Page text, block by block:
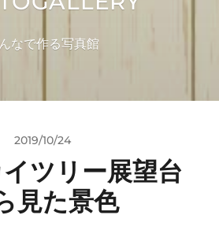
なで作る写真館
2019/10/24
ツリー展望台
見た景色